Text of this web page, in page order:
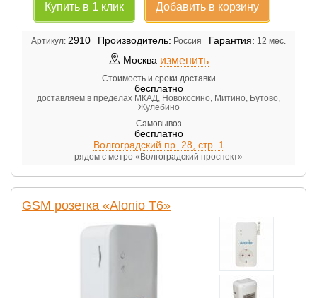
Купить в 1 клик Добавить в корзину
Артикул: 2910 Производитель: Россия Гарантия: 12 мес.
Москва изменить
Стоимость и сроки доставки
бесплатно
доставляем в пределах МКАД, Новокосино, Митино, Бутово,
Жулебино
Самовывоз
бесплатно
Волгоградский пр. 28, стр. 1
рядом с метро «Волгоградский проспект»
GSM розетка «Alonio T6»